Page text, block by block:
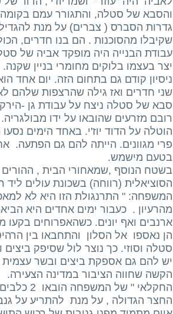
והסבא של סטלה, והתגורר עמם
גדרות הסברס ( צברים) על מנת
שקיבלו מהסוכנות . הם בנו חדרים,
עבודת הבנייה היה מופקד אביה של
יצר בעצמו בלוקים מחומרי בניין
ניסיון קודם גם בתחום הזה. יום
שני חדרים ואז גילה שהרצפות שלהם
סבא של סטלה ניצח על עבודת גן -
רובם מזרעים שהובאו על ידו
הוטלה על הדוד יוז'י. באחד הימים
פרי מגוונים. הייתה להם גם הפתעה.
בטעם מישמש.
בשטח הנוסף ,שמאחורי הבית ,
הסוציאלית (רווחה) בשכונת עולים
המשפחה: " התרנגולת הזו היא לא
מהרעיון . כעבור ימים אחדים היא
ארנבים ואף יונים. כשהאפרוחים בקעו
הן נאספו אל הסלון והתחבאו בין
סטלה וסוזי. כך נוצר לול שסיפק
יש להם גם אספקת ביצים ובשר עצמית
הקשה שחווה הציבור
החקלאי
החצר הגדולה , על מנת להתריע על